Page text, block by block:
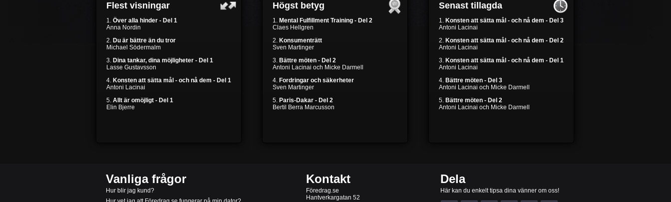
Flest visningar
1. Över alla hinder - Del 1
Anna Nordin
2. Du är bättre än du tror
Michael Södermalm
3. Dina tankar, dina möjligheter - Del 1
Lasse Gustavsson
4. Konsten att sätta mål - och nå dem - Del 1
Antoni Lacinai
5. Allt är omöjligt - Del 1
Elin Bjerre
Högst betyg
1. Mental Fulfillment Training - Del 2
Claes Hellgren
2. Konsumenträtt
Sven Martinger
3. Bättre möten - Del 2
Antoni Lacinai och Micke Darmell
4. Fordringar och säkerheter
Sven Martinger
5. Paris-Dakar - Del 2
Bertil Berra Marcusson
Senast tillagda
1. Konsten att sätta mål - och nå dem - Del 3
Antoni Lacinai
2. Konsten att sätta mål - och nå dem - Del 2
Antoni Lacinai
3. Konsten att sätta mål - och nå dem - Del 1
Antoni Lacinai
4. Bättre möten - Del 3
Antoni Lacinai och Micke Darmell
5. Bättre möten - Del 2
Antoni Lacinai och Micke Darmell
Vanliga frågor
Hur blir jag kund?
Kontakt
Föredrag.se
Hantverkargatan 52
Dela
Här kan du enkelt tipsa dina vänner om oss!